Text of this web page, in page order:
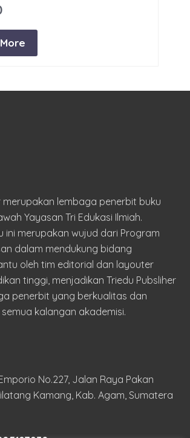
Ages 6+.
merupakan lembaga penerbit buku
Yayasan Tri Edukasi Ilmiah.
ini merupakan wujud dari Program
dalam mendukung bidang
oleh tim editorial dan layouter
tinggi, menjadikan Triedu Pubsliher
penerbit yang berkualitas dan
kalangan akademisi.
No.227, Jalan Raya Pakan
Kamang, Kab. Agam, Sumatera